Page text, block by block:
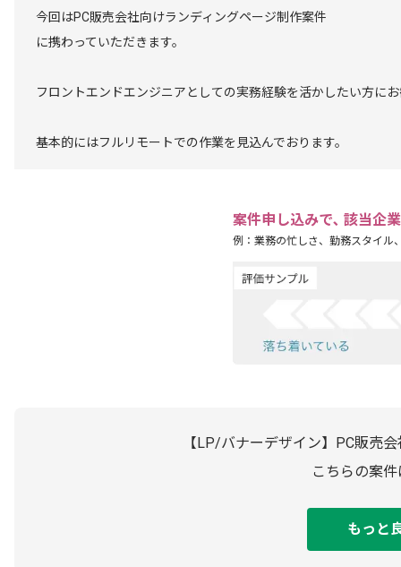
今回はPC販売会社向けランディングページ制作案件
に携わっていただきます。
フロントエンドエンジニアとしての実務経験を活かしたい方に
基本的にはフルリモートでの作業を見込んでおります。
案件申し込みで､ 該当企
例：業務の忙しさ、勤務スタイル
【LP/バナーデザイン】PC販売
こちらの案
もっと